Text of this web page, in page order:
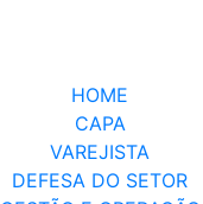
HOME
CAPA
VAREJISTA
DEFESA DO SETOR